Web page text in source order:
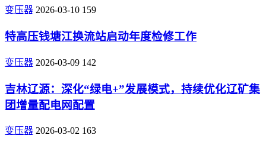
变压器 2026-03-10 159
特高压钱塘江换流站启动年度检修工作
变压器 2026-03-09 142
吉林辽源：深化“绿电+”发展模式，持续优化辽矿集
团增量配电网配置
变压器 2026-03-02 163